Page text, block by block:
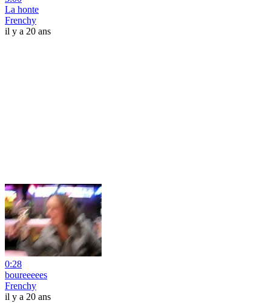
La honte
Frenchy
il y a 20 ans
0:28
boureeeees
Frenchy
il y a 20 ans